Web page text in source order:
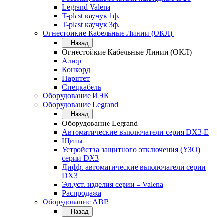
Legrand Valena
T-plast каучук 1ф.
T-plast каучук 3ф.
Огнестойкие Кабельные Линии (ОКЛ)
Назад
Огнестойкие Кабельные Линии (ОКЛ)
Алюр
Конкорд
Паритет
Спецкабель
Оборудование ИЭК
Оборудование Legrand
Назад
Оборудование Legrand
Автоматические выключатели серия DX3-E
Щиты
Устройства защитного отключения (УЗО)
серии DX3
Дифф. автоматические выключатели серии
DX3
Эл.уст. изделия серии – Valena
Распродажа
Оборудование АВВ
Назад